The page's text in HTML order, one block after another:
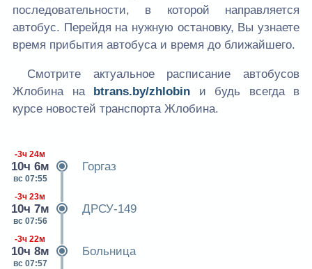
последовательности, в которой направляется
автобус. Перейдя на нужную остановку, Вы узнаете
время прибытия автобуса и время до ближайшего.
Смотрите актуальное расписание автобусов
Жлобина на btrans.by/zhlobin и будь всегда в
курсе новостей транспорта Жлобина.
-3ч 24м
10ч 6м
вс 07:55
Горгаз
-3ч 23м
10ч 7м
вс 07:56
ДРСУ-149
-3ч 22м
10ч 8м
вс 07:57
Больница